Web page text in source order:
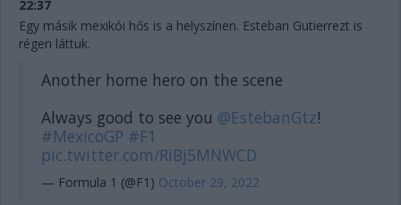
22:37
Egy másik mexikói hős is a helyszínen. Esteban Gutierrezt is
régen láttuk.
Another home hero on the scene
Always good to see you @EstebanGtz!
#MexicoGP #F1
pic.twitter.com/RiBj5MNWCD
— Formula 1 (@F1) October 29, 2022